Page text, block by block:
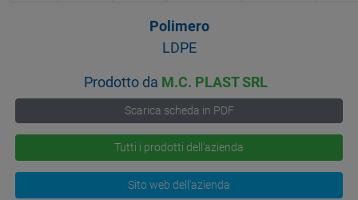
Polimero
LDPE
Prodotto da M.C. PLAST SRL
Scarica scheda in PDF
Tutti i prodotti dell'azienda
Sito web dell'azienda